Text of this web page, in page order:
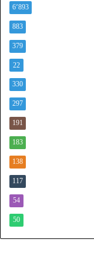
6٬893
883
379
22
330
297
191
183
138
117
54
50